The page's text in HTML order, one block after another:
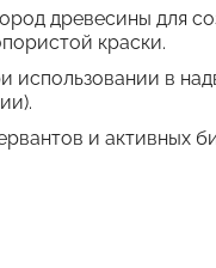
древесины для
краски.
в
и активных